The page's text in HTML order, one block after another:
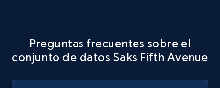
Preguntas frecuentes sobre el
conjunto de datos Saks Fifth Avenue